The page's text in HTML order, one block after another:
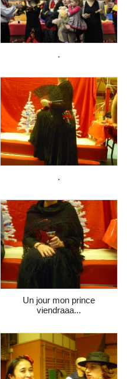
.
.
Un jour mon prince
viendraaa...